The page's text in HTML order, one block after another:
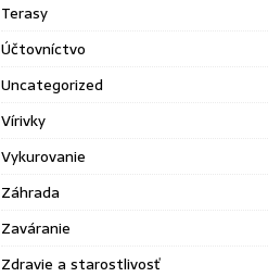
Terasy
Účtovníctvo
Uncategorized
Vírivky
Vykurovanie
Záhrada
Zaváranie
Zdravie a starostlivosť